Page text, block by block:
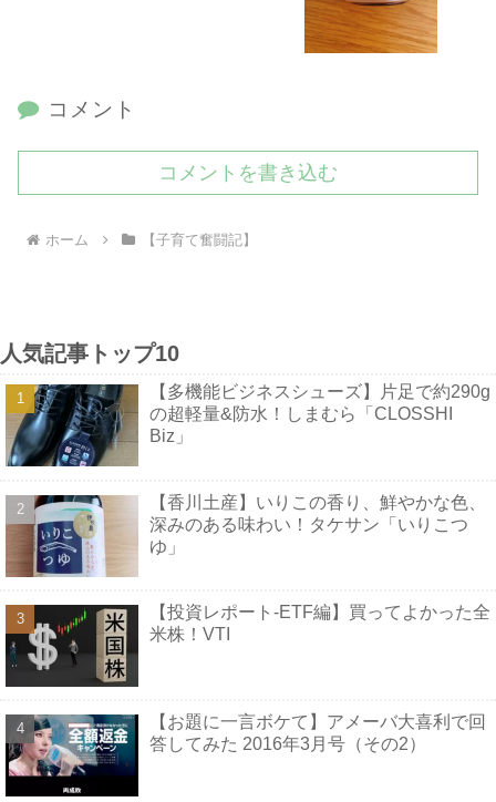
コメント
コメントを書き込む
ホーム 【子育て奮闘記】
人気記事トップ10
【多機能ビジネスシューズ】片足で約290g
の超軽量&防水！しまむら「CLOSSHI
Biz」
【香川土産】いりこの香り、鮮やかな色、
深みのある味わい！タケサン「いりこつ
ゆ」
【投資レポート-ETF編】買ってよかった全
米株！VTI
【お題に一言ボケて】アメーバ大喜利で回
答してみた 2016年3月号（その2）